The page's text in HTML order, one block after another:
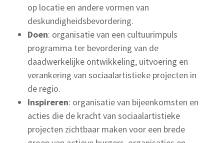
op locatie en andere vormen van
deskundigheidsbevordering.
Doen: organisatie van een cultuurimpuls
programma ter bevordering van de
daadwerkelijke ontwikkeling, uitvoering en
verankering van sociaalartistieke projecten in
de regio.
Inspireren: organisatie van bijeenkomsten en
acties die de kracht van sociaalartistieke
projecten zichtbaar maken voor een brede